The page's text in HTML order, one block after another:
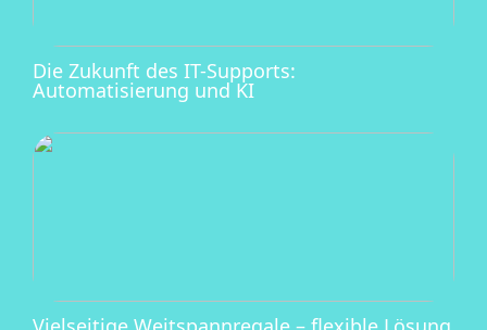
Die Zukunft des IT-Supports:
Automatisierung und KI